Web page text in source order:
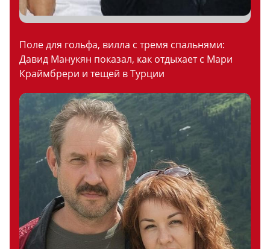
Поле для гольфа, вилла с тремя спальнями:
Давид Манукян показал, как отдыхает с Мари
Краймбрери и тещей в Турции